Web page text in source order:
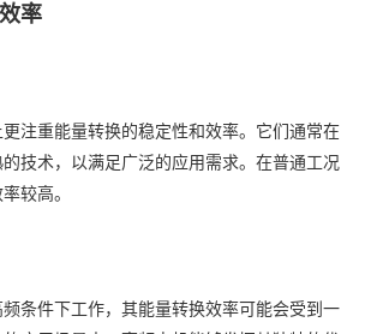
率
注重能量转换的稳定性和效率。它们通常在
技术，以满足广泛的应用需求。在普通工况
较高。
条件下工作，其能量转换效率可能会受到一